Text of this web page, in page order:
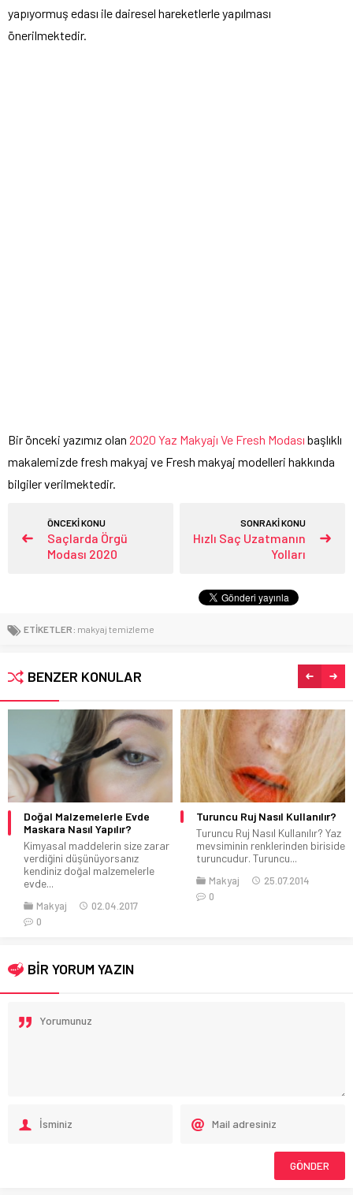
yapıyormuş edası ile dairesel hareketlerle yapılması
önerilmektedir.
Bir önceki yazımız olan 2020 Yaz Makyajı Ve Fresh Modası başlıklı
makalemizde fresh makyaj ve Fresh makyaj modelleri hakkında
bilgiler verilmektedir.
ÖNCEKİ KONU
Saçlarda Örgü
Modası 2020
SONRAKİ KONU
Hızlı Saç Uzatmanın
Yolları
ETİKETLER: makyaj temizleme
BENZER KONULAR
Evde
Yapılır?
size zarar
malzemelerle
02.04.2017
Turuncu Ruj Nasıl Kullanılır?
Turuncu Ruj Nasıl Kullanılır? Yaz
mevsiminin renklerinden biriside
turuncudur. Turuncu...
25.07.2014
2020 Ruj
2020
Rujdan
0
BİR YORUM YAZIN